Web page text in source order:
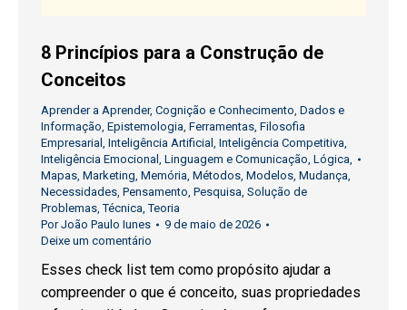
8 Princípios para a Construção de
Conceitos
Aprender a Aprender, Cognição e Conhecimento, Dados e
Informação, Epistemologia, Ferramentas, Filosofia
Empresarial , Inteligência Artificial , Inteligência Competitiva,
Inteligência Emocional , Linguagem e Comunicação, Lógica,
Mapas, Marketing, Memória, Métodos, Modelos, Mudança,
Necessidades, Pensamento, Pesquisa, Solução de
Problemas,Técnica,Teoria
PorJoão Paulo Iunes
9 de maio de 2026
Deixe um comentário
Esses check list tem como propósito ajudar a
compreender o que é conceito, suas propriedades